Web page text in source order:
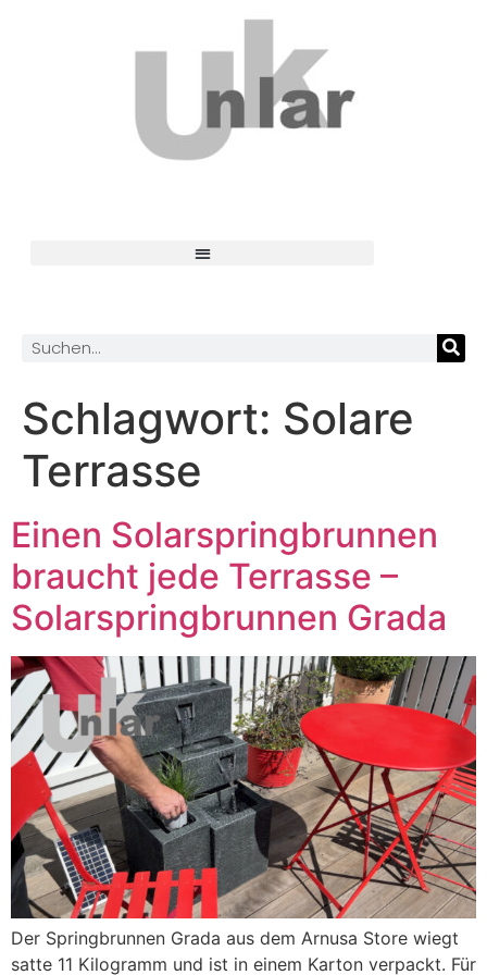
Schlagwort: Solare
Terrasse
Einen Solarspringbrunnen
braucht jede Terrasse –
Solarspringbrunnen Grada
Der Springbrunnen Grada aus dem Arnusa Store wiegt
satte 11 Kilogramm und ist in einem Karton verpackt. Für